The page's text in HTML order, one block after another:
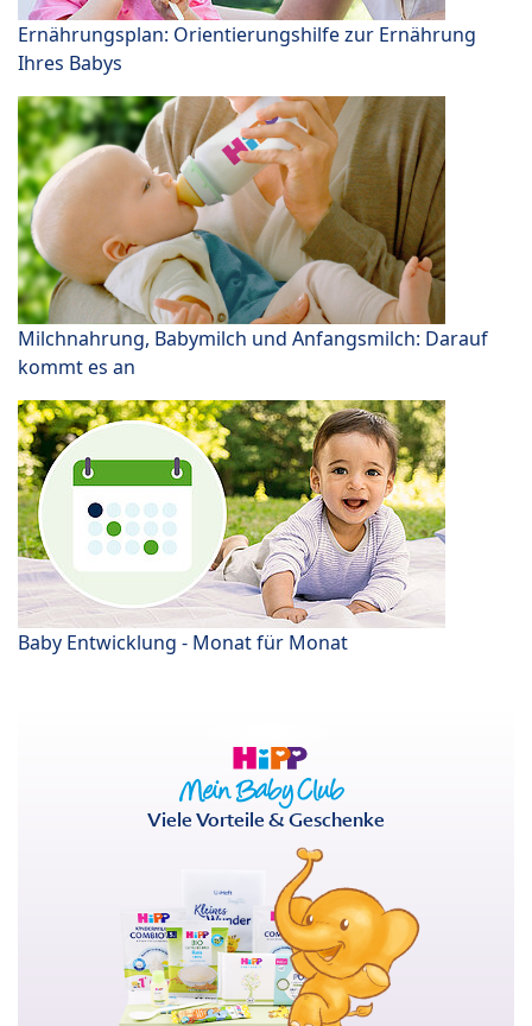
Ernährungsplan: Orientierungshilfe zur Ernährung
Ihres Babys
Milchnahrung, Babymilch und Anfangsmilch: Darauf
kommt es an
Baby Entwicklung - Monat für Monat
Viele Vorteile & Geschenke